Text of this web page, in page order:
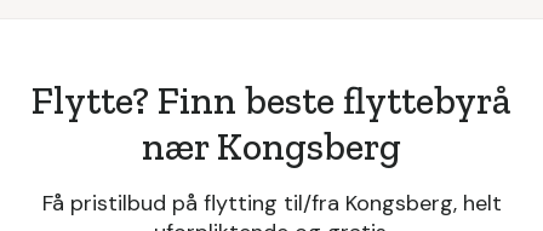
Flytte? Finn beste flyttebyrå
nær Kongsberg
Få pristilbud på flytting til/fra Kongsberg, helt